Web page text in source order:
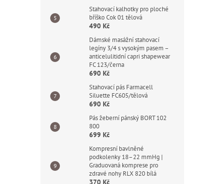
Stahovací kalhotky pro ploché
bříško Cok 01 tělová
490 Kč
Dámské masážní stahovací
legíny 3/4 s vysokým pasem –
anticelulitidní capri shapewear
FC 123/černa
690 Kč
Stahovací pás Farmacell
Siluette FC605/tělová
690 Kč
Pás žeberní pánský BORT 102
800
699 Kč
Kompresní bavlněné
podkolenky 18–22 mmHg |
Graduovaná komprese pro
zdravé nohy RLX 820 bílá
370 Kč